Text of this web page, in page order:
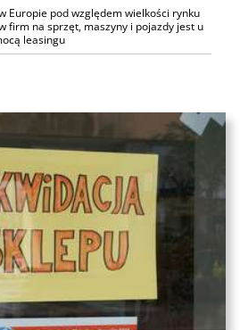
Europie pod względem wielkości rynku
firm na sprzęt, maszyny i pojazdy jest u
leasingu